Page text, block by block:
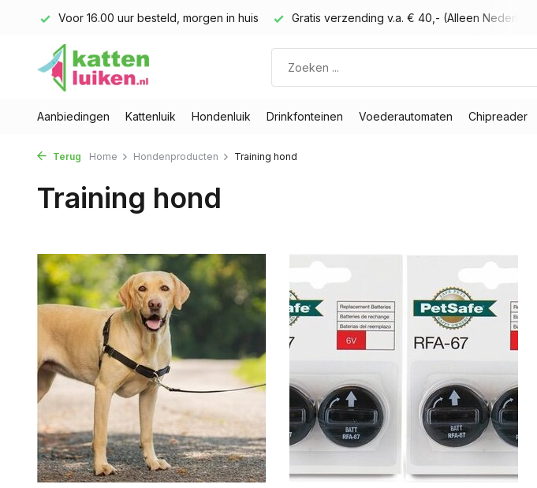
Voor 16.00 uur besteld, morgen in huis Gratis verzending v.a. € 40,- (Alleen Nederland)
Aanbiedingen Kattenluik Hondenluik Drinkfonteinen Voederautomaten Chipreader
Terug Home Hondenproducten Training hond
Training hond